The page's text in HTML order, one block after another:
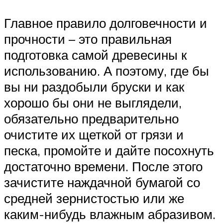
Главное правило долговечности и
прочности – это правильная
подготовка самой древесины к
использованию. А поэтому, где бы
вы ни раздобыли бруски и как
хорошо бы они не выглядели,
обязательно предварительно
очистите их щеткой от грязи и
песка, промойте и дайте посохнуть
достаточно времени. После этого
зачистите наждачной бумагой со
средней зернистостью или же
каким-нибудь влажным абразивом.